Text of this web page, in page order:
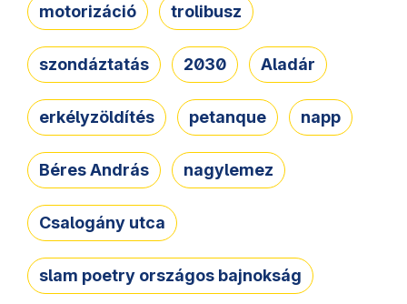
motorizáció trolibusz
szondáztatás 2030 Aladár
erkélyzöldítés petanque napp
Béres András nagylemez
Csalogány utca
slam poetry országos bajnokság